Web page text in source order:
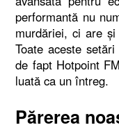
performantă nu
murdăriei, ci are
Toate aceste
de fapt Hotpoint
luată ca un întreg.
Părerea